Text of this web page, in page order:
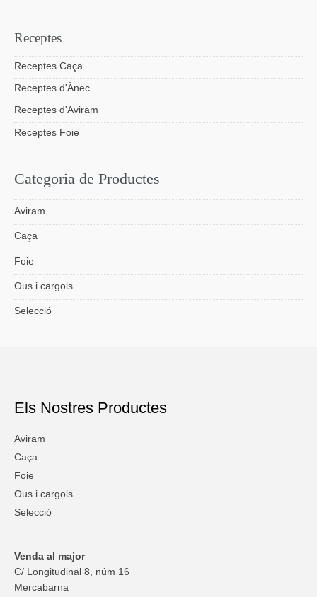
Receptes
Receptes Caça
Receptes d'Ànec
Receptes d'Aviram
Receptes Foie
Categoria de Productes
Aviram
Caça
Foie
Ous i cargols
Selecció
Els Nostres Productes
Aviram
Caça
Foie
Ous i cargols
Selecció
Venda al major
C/ Longitudinal 8, núm 16
Mercabarna